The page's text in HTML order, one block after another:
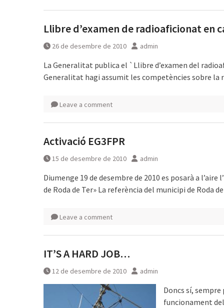
Llibre d’examen de radioaficionat en
26 de desembre de 2010 admin
La Generalitat publica el `Llibre d’examen del
Generalitat hagi assumit les competències sobre la
Leave a comment
Activació EG3FPR
15 de desembre de 2010 admin
Diumenge 19 de desembre de 2010 es posarà a
de Roda de Ter» La referència del municipi de Roda
Leave a comment
IT’S A HARD JOB…
12 de desembre de 2010 admin
Doncs sí,
funcionament